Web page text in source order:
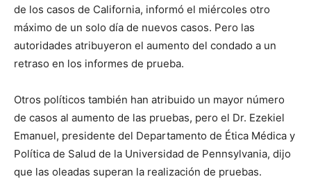
de los casos de California, informó el miércoles otro
máximo de un solo día de nuevos casos. Pero las
autoridades atribuyeron el aumento del condado a un
retraso en los informes de prueba.
Otros políticos también han atribuido un mayor número
de casos al aumento de las pruebas, pero el Dr. Ezekiel
Emanuel, presidente del Departamento de Ética Médica y
Política de Salud de la Universidad de Pennsylvania, dijo
que las oleadas superan la realización de pruebas.